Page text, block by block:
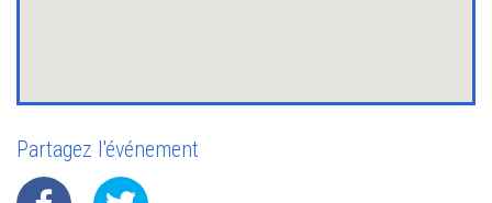
Partagez l'événement